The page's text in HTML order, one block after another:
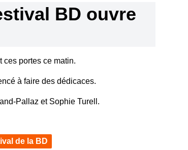
BD ouvre
ces portes ce matin.
à faire des dédicaces.
Pallaz et Sophie Turell.
de la BD